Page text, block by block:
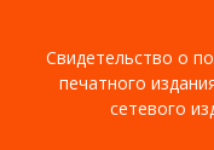
Свидетельство о
печатного
сетевого